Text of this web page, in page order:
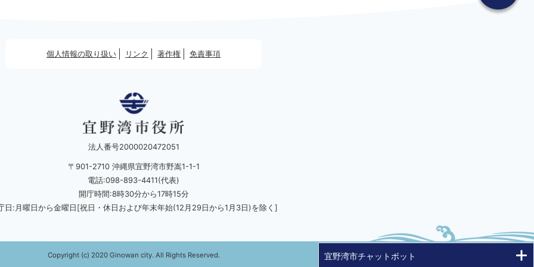
個人情報の取り扱い リンク 著作権 免責事項
法人番号2000020472051
〒901-2710 沖縄県宜野湾市野嵩1-1-1
電話:098-893-4411(代表)
開庁時間:8時30分から17時15分
日:月曜日から金曜日[祝日・休日および年末年始(12月29日から1月3日)を除く]
Copyright (c) 2020 Ginowan city. All Rights Reserved. 宜野湾市チャットボット